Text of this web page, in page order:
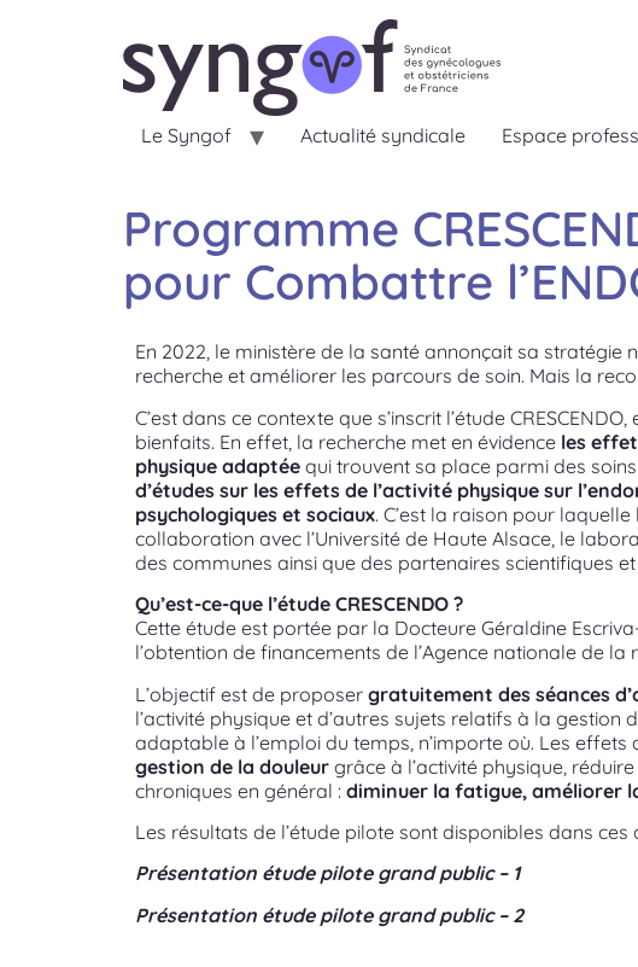
Le Syngof Actualité syndicale Espace
Programme
pour Combattre
En 2022, le ministère de la santé annonçait sa
recherche et améliorer les parcours de soin. Mais la
C’est dans ce contexte que s’inscrit l’étude
bienfaits. En effet, la recherche met en évidence les
physique adaptée qui trouvent sa place parmi des
d’études sur les effets de l’activité physique sur
psychologiques et sociaux. C’est la raison pour
collaboration avec l’Université de Haute Alsace, le
des communes ainsi que des partenaires scientifiques
Qu’est-ce-que l’étude CRESCENDO ?
Cette étude est portée par la Docteure Géraldine
l’obtention de financements de l’Agence nationale de la
L’objectif est de proposer gratuitement des séances
l’activité physique et d’autres sujets relatifs à la
adaptable à l’emploi du temps, n’importe où. Les
gestion de la douleur grâce à l’activité physique,
chroniques en général : diminuer la fatigue, améliorer
Les résultats de l’étude pilote sont disponibles dans ces
Présentation étude pilote grand public – 1
Présentation étude pilote grand public – 2